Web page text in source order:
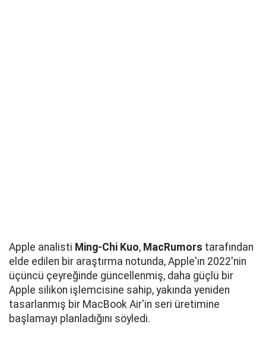
Apple analisti Ming-Chi Kuo, MacRumors tarafından
elde edilen bir araştırma notunda, Apple'ın 2022'nin
üçüncü çeyreğinde güncellenmiş, daha güçlü bir
Apple silikon işlemcisine sahip, yakında yeniden
tasarlanmış bir MacBook Air'in seri üretimine
başlamayı planladığını söyledi.